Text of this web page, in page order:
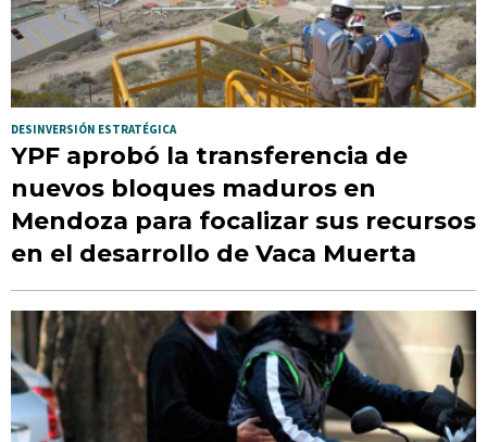
DESINVERSIÓN ESTRATÉGICA
YPF aprobó la transferencia de
nuevos bloques maduros en
Mendoza para focalizar sus recursos
en el desarrollo de Vaca Muerta